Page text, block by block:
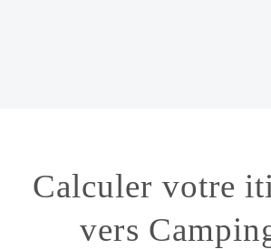
Calculer votre
vers